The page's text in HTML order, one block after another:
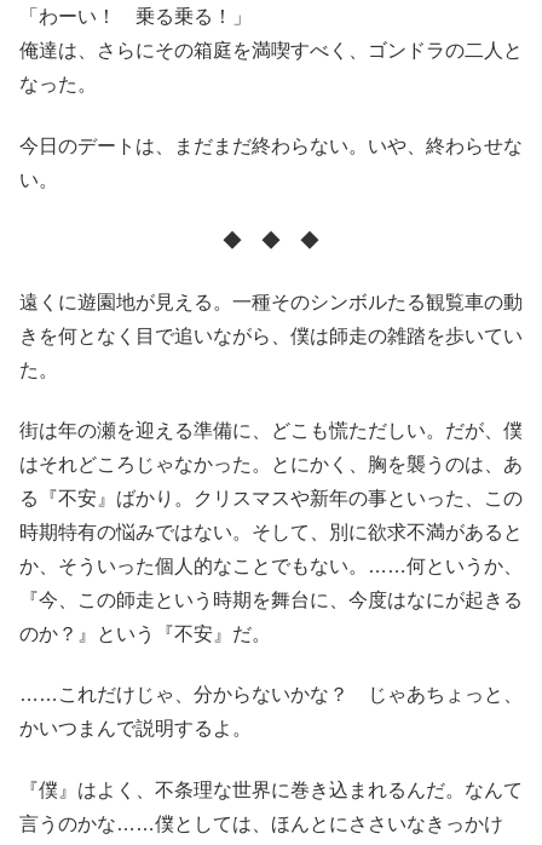
「わーい！ 乗る乗る！」
俺達は、さらにその箱庭を満喫すべく、ゴンドラの二人と
なった。
今日のデートは、まだまだ終わらない。いや、終わらせな
い。
◆ ◆ ◆
遠くに遊園地が見える。一種そのシンボルたる観覧車の動
きを何となく目で追いながら、僕は師走の雑踏を歩いてい
た。
街は年の瀬を迎える準備に、どこも慌ただしい。だが、僕
はそれどころじゃなかった。とにかく、胸を襲うのは、あ
る『不安』ばかり。クリスマスや新年の事といった、この
時期特有の悩みではない。そして、別に欲求不満があると
か、そういった個人的なことでもない。……何というか、
『今、この師走という時期を舞台に、今度はなにが起きる
のか？』という『不安』だ。
……これだけじゃ、分からないかな？ じゃあちょっと、
かいつまんで説明するよ。
『僕』はよく、不条理な世界に巻き込まれるんだ。なんて
言うのかな……僕としては、ほんとにささいなきっかけ